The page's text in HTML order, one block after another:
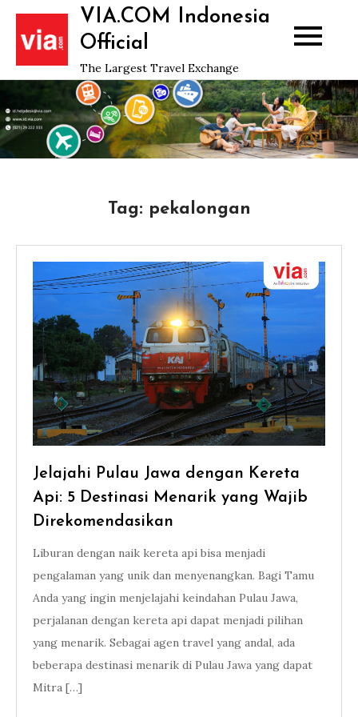
Skip
content
VIA.COM Indonesia
Official
The Largest Travel Exchange
Tag: pekalongan
Jelajahi Pulau Jawa dengan Kereta
Api: 5 Destinasi Menarik yang Wajib
Direkomendasikan
Liburan dengan naik kereta api bisa menjadi
pengalaman yang unik dan menyenangkan. Bagi Tamu
Anda yang ingin menjelajahi keindahan Pulau Jawa,
perjalanan dengan kereta api dapat menjadi pilihan
yang menarik. Sebagai agen travel yang andal, ada
beberapa destinasi menarik di Pulau Jawa yang dapat
Mitra […]